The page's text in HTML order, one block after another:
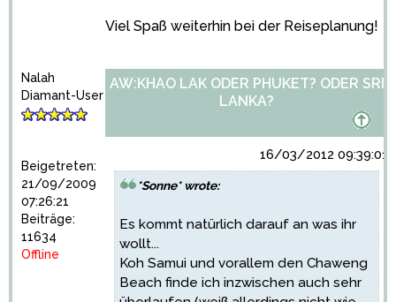
Viel Spaß weiterhin bei der Reiseplanung!
Nalah
Diamant-User
Beigetreten:
21/09/2009
07:26:21
Beiträge:
11634
Offline
AW:KHAO LAK ODER PHUKET? ODER SRI
LANKA?
16/03/2012 09:39:01
*Sonne* wrote:
Es kommt natürlich darauf an was ihr
wollt...
Koh Samui und vorallem den Chaweng
Beach finde ich inzwischen auch sehr